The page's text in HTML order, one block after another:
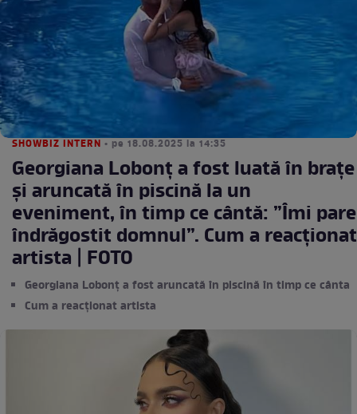
SHOWBIZ INTERN • pe 18.08.2025 la 14:35
Georgiana Lobonț a fost luată în brațe
și aruncată în piscină la un
eveniment, în timp ce cântă: ”Îmi pare
îndrăgostit domnul”. Cum a reacționat
artista | FOTO
Georgiana Lobonț a fost aruncată în piscină în timp ce cânta
Cum a reacționat artista